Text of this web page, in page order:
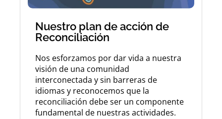
Nuestro plan de acción de
Reconciliación
Nos esforzamos por dar vida a nuestra
visión de una comunidad
interconectada y sin barreras de
idiomas y reconocemos que la
reconciliación debe ser un componente
fundamental de nuestras actividades.